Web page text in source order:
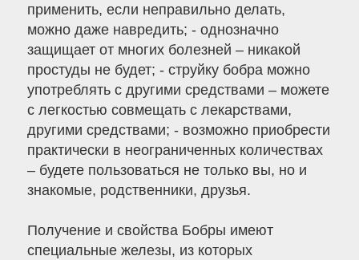
применить, если неправильно делать,
можно даже навредить; - однозначно
защищает от многих болезней – никакой
простуды не будет; - струйку бобра можно
употреблять с другими средствами – можете
с легкостью совмещать с лекарствами,
другими средствами; - возможно приобрести
практически в неограниченных количествах
– будете пользоваться не только вы, но и
знакомые, родственники, друзья.
Получение и свойства Бобры имеют
специальные железы, из которых